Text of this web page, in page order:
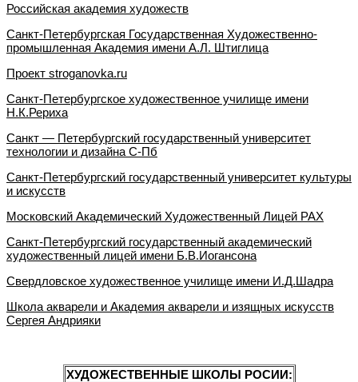
Российская академия художеств
Санкт-Петербургская Государственная Художественно-
промышленная Академия имени А.Л. Штиглица
Проект stroganovka.ru
Санкт-Петербургское художественное училище имени
Н.К.Рериха
Санкт — Петербургский государственный университет
технологии и дизайна С-Пб
Санкт-Петербургский государственный университет культуры
и искусств
Московский Академический Художественный Лицей РАХ
Санкт-Петербургский государственный академический
художественный лицей имени Б.В.Иогансона
Свердловское художественное училище имени И.Д.Шадра
Школа акварели и Академия акварели и изящных искусств
Сергея Андрияки
ХУДОЖЕСТВЕННЫЕ ШКОЛЫ РОСИИ: